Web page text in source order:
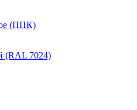
(ППК)
(RAL 7024)